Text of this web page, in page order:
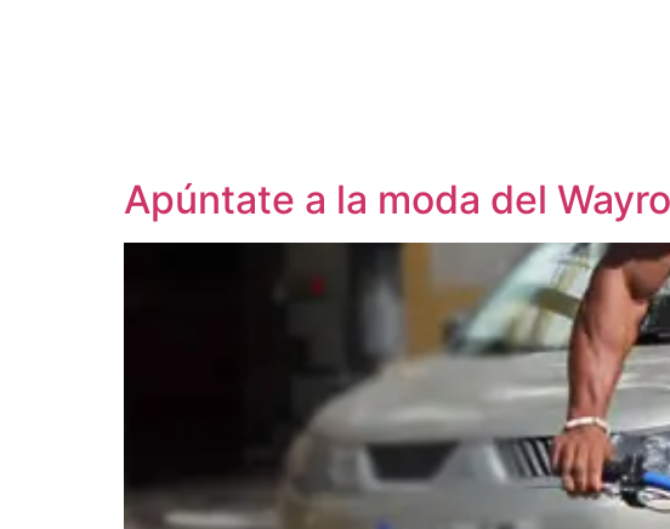
Apúntate a la moda del